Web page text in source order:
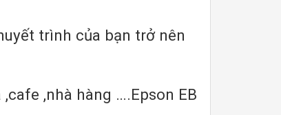
trình của bạn trở nên
,nhà hàng ….Epson EB